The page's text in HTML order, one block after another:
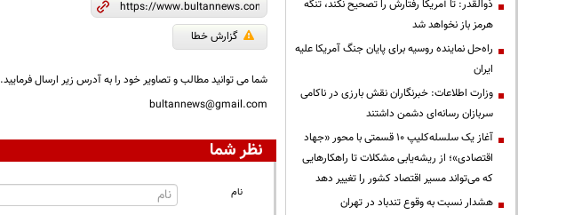
گزارش خطا
شما می توانید مطالب و تصاویر خود را به آدرس زیر ارسال فرمایید.
bultannews@gmail.com
نظر شما
نام
ذوالقدر: تا آمریکا رفتارش را تصحیح نکند، تنگه
هرمز باز نخواهد شد
راه‌حل نماینده روسیه برای پایان جنگ آمریکا علیه
ایران
وزارت اطلاعات: خبرنگاران نقش بارزی در ناکامی
سربازان رسانه‌ای دشمن داشتند
آغاز یک سلسله‌کلیپ ۱۰ قسمتی با محور «جهاد
اقتصادی»؛ از ریشه‌یابی مشکلات تا راهکارهایی
که می‌تواند مسیر اقتصاد کشور را تغییر دهد
هشدار نسبت به وقوع تندباد در تهران